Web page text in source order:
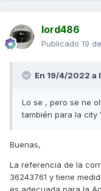
lord486
Publicado 19
En 19/4/2022 a
Lo se , pero se ne
también para la city
Buenas,
La referencia de la
36243761 y tiene